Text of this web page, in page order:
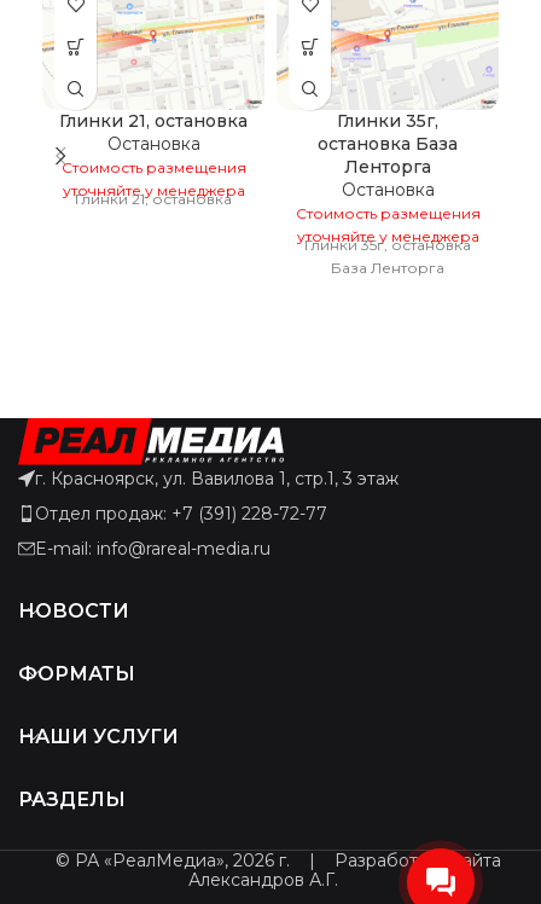
Глинки 21, остановка
Остановка
Стоимость размещения
уточняйте у менеджера
Глинки 21, остановка
Глинки 35г,
остановка База
Ленторга
Остановка
Стоимость размещения
уточняйте у менеджера
Глинки 35г, остановка
База Ленторга
г. Красноярск, ул. Вавилова 1, стр.1, 3 этаж
Отдел продаж: +7 (391) 228-72-77
E-mail: info@rareal-media.ru
НОВОСТИ
ФОРМАТЫ
НАШИ УСЛУГИ
РАЗДЕЛЫ
© РА «РеалМедиа», 2026 г. |
Разработчик сайта
Александров А.Г.